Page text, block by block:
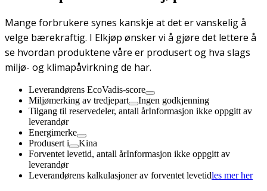
Mange forbrukere synes kanskje at det er vanskelig å
velge bærekraftig. I Elkjøp ønsker vi å gjøre det lettere å
se hvordan produktene våre er produsert og hva slags
miljø- og klimapåvirkning de har.
Leverandørens EcoVadis-score
Miljømerking av tredjepart
Ingen godkjenning
Tilgang til reservedeler, antall årInformasjon ikke oppgitt av
leverandør
Energimerke
Produsert i
Kina
Forventet levetid, antall årInformasjon ikke oppgitt av
leverandør
Leverandørens kalkulasjoner av forventet levetidles mer her